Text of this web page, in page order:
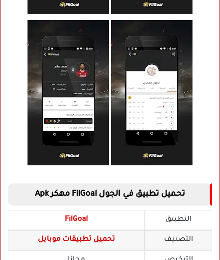
تحميل تطبيق في الجول FilGoal مهكر Apk
التطبيق FilGoal
التصنيف تحميل تطبيقات موبايل